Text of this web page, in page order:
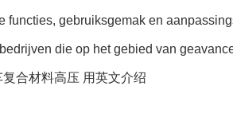
functies, gebruiksgemak en
die op het gebied van
合材料高压 用英文介绍